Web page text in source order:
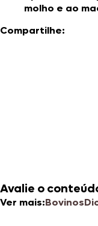
molho e ao
Compartilhe:
Avalie o
Ver mais:Bovinos